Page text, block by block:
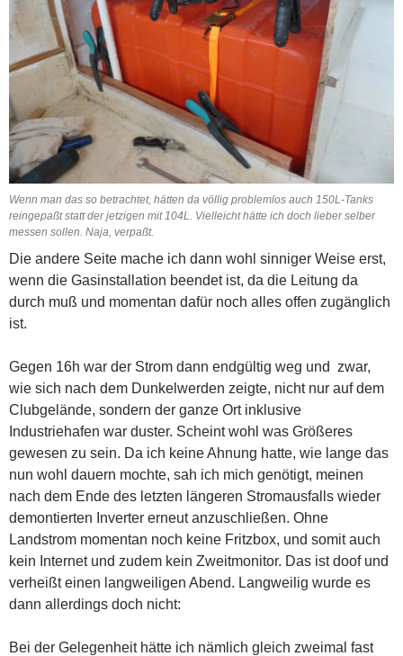
Wenn man das so betrachtet, hätten da völlig problemlos auch 150L-Tanks
reingepaßt statt der jetzigen mit 104L. Vielleicht hätte ich doch lieber selber
messen sollen. Naja, verpaßt.
Die andere Seite mache ich dann wohl sinniger Weise erst,
wenn die Gasinstallation beendet ist, da die Leitung da
durch muß und momentan dafür noch alles offen zugänglich
ist.
Gegen 16h war der Strom dann endgültig weg und zwar,
wie sich nach dem Dunkelwerden zeigte, nicht nur auf dem
Clubgelände, sondern der ganze Ort inklusive
Industriehafen war duster. Scheint wohl was Größeres
gewesen zu sein. Da ich keine Ahnung hatte, wie lange das
nun wohl dauern mochte, sah ich mich genötigt, meinen
nach dem Ende des letzten längeren Stromausfalls wieder
demontierten Inverter erneut anzuschließen. Ohne
Landstrom momentan noch keine Fritzbox, und somit auch
kein Internet und zudem kein Zweitmonitor. Das ist doof und
verheißt einen langweiligen Abend. Langweilig wurde es
dann allerdings doch nicht:
Bei der Gelegenheit hätte ich nämlich gleich zweimal fast